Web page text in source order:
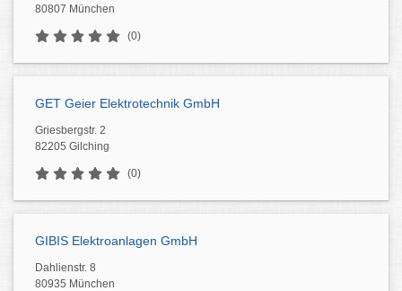
80807 München
(0)
GET Geier Elektrotechnik GmbH
Griesbergstr. 2
82205 Gilching
(0)
GIBIS Elektroanlagen GmbH
Dahlienstr. 8
80935 München